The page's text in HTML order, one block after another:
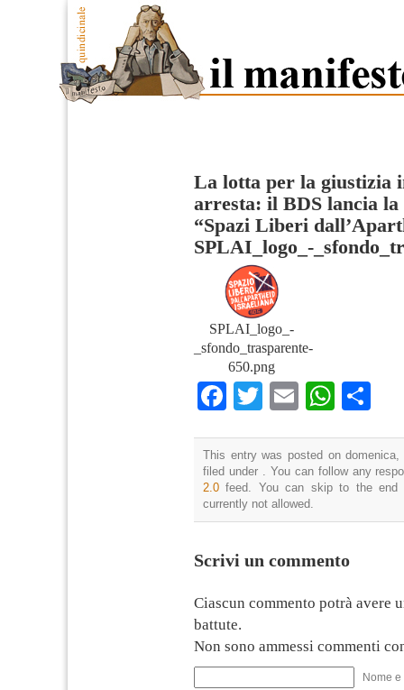
La lotta per la giustizia
arresta: il BDS lancia la
“Spazi Liberi
SPLAI_logo_-
SPLAI_logo_-
_sfondo_trasparente-
650.png
Facebook
TwitterEmail
This entry was posted on
filed under . You can follow any
2.0 feed. You can skip to the end
currently not allowed.
Scrivi un commento
Ciascun commento potrà avere
battute.
Non sono ammessi commenti
Nome